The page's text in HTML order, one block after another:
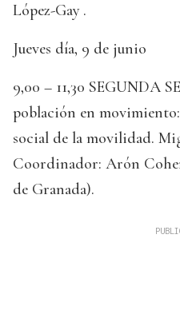
López-Gay .
Jueves día, 9 de junio
9,00 – 11,30 SEGUNDA
población en
social de la movilidad.
Coordinador: Arón
de Granada).